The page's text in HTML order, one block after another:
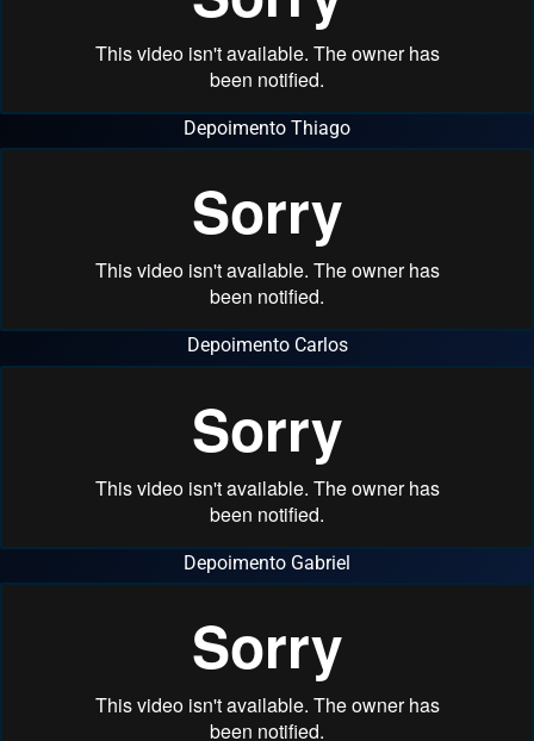
Depoimento Thiago
Depoimento Carlos
Depoimento Gabriel